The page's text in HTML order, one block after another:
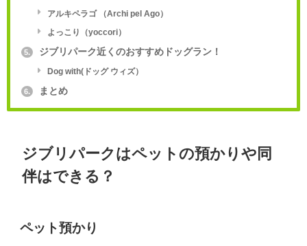
アルキペラゴ （Archi pel Ago）
よっこり（yoccori）
5. ジブリパーク近くのおすすめドッグラン！
Dog with(ドッグ ウィズ）
6. まとめ
ジブリパークはペットの預かりや同
伴はできる？
ペット預かり